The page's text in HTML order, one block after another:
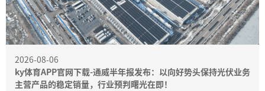
2026-08-06
ky体育APP官网下载-通威半年报发布：以向好势头保持光伏业务
主营产品的稳定销量，行业预判曙光在即！